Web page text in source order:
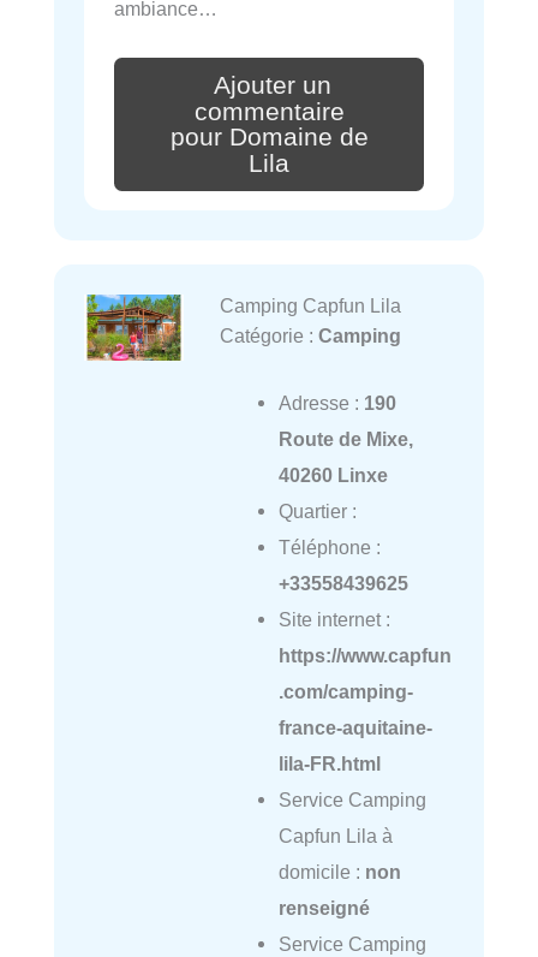
ambiance…
Ajouter un
commentaire
pour Domaine de
Lila
Camping Capfun Lila
Catégorie : Camping
Adresse : 190
Route de Mixe,
40260 Linxe
Quartier :
Téléphone :
+33558439625
Site internet :
https://www.capfun
.com/camping-
france-aquitaine-
lila-FR.html
Service Camping
Capfun Lila à
domicile : non
renseigné
Service Camping